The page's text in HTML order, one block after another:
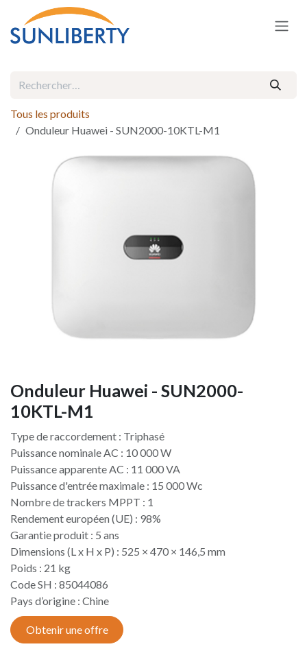
Se rendre au contenu
Tous les produits
Onduleur Huawei - SUN2000-10KTL-M1
Onduleur Huawei - SUN2000-
10KTL-M1
Type de raccordement : Triphasé
Puissance nominale AC : 10 000 W
Puissance apparente AC : 11 000 VA
Puissance d'entrée maximale : 15 000 Wc
Nombre de trackers MPPT : 1
Rendement européen (UE) : 98%
Garantie produit : 5 ans
Dimensions (L x H x P) : 525 × 470 × 146,5 mm
Poids : 21 kg
Code SH : 85044086
Pays d’origine : Chine​
Obtenir une offre